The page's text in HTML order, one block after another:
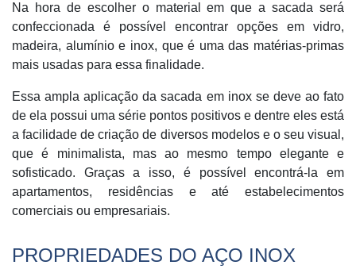
Na hora de escolher o material em que a sacada será
confeccionada é possível encontrar opções em vidro,
madeira, alumínio e inox, que é uma das matérias-primas
mais usadas para essa finalidade.
Essa ampla aplicação da sacada em inox se deve ao fato
de ela possui uma série pontos positivos e dentre eles está
a facilidade de criação de diversos modelos e o seu visual,
que é minimalista, mas ao mesmo tempo elegante e
sofisticado. Graças a isso, é possível encontrá-la em
apartamentos, residências e até estabelecimentos
comerciais ou empresariais.
PROPRIEDADES DO AÇO INOX